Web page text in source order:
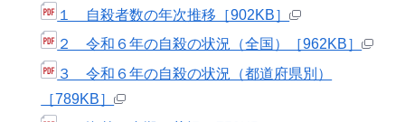
１ 自殺者数の年次推移［902KB］
２ 令和６年の自殺の状況（全国）［962KB］
３ 令和６年の自殺の状況（都道府県別）
［789KB］